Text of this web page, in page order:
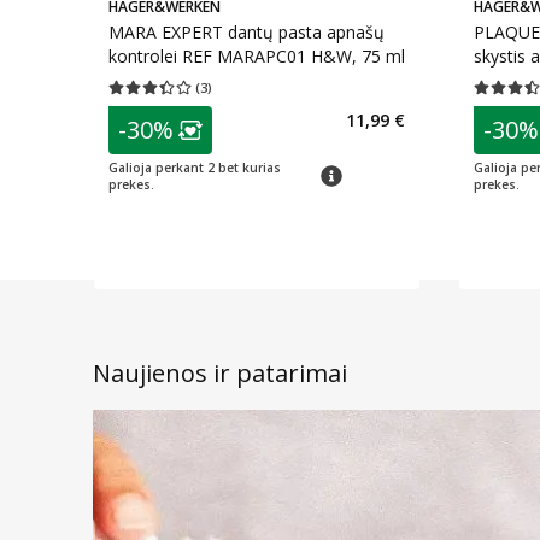
HAGER&WERKEN
MARA EXPERT dantų pasta apnašų
kontrolei REF MARAPC01 H&W, 75 ml
(3)
Vidutinis įvertinimas 3.33
patarimas
Lojalumo klubo narių nuolaida:
-30%
Galioja perkant 2 bet kurias
prekes.
patarimas
11,99 €
skystis
H&W,
Vidutinis
-30%
Galioja
prekes.
Naujienos ir patarimai